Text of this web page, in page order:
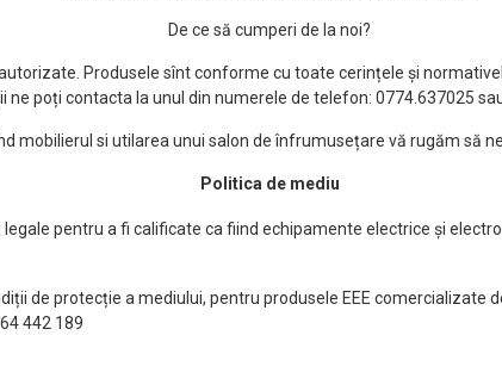
De ce să cumperi de la noi?
Produsele sînt conforme cu toate cerințele și
poți contacta la unul din numerele de telefon: 0774.637025
mobilierul si utilarea unui salon de înfrumusețare vă rugăm să
Politica de mediu
pentru a fi calificate ca fiind echipamente electrice și
de protecție a mediului, pentru produsele EEE comercializate
442 189